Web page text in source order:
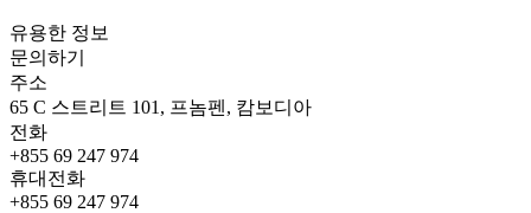
유용한 정보
문의하기
주소
65 C 스트리트 101, 프놈펜, 캄보디아
전화
+855 69 247 974
휴대전화
+855 69 247 974